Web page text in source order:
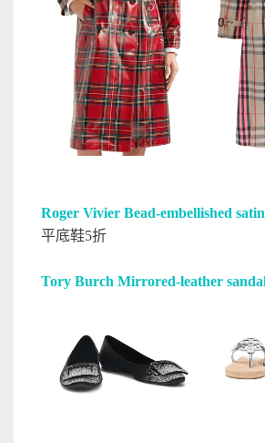
Roger Vivier Bead-embellished
平底鞋5折
Tory Burch Mirrored-leather